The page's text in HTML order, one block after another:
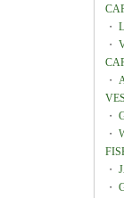
・
・
・
・
・
・
・